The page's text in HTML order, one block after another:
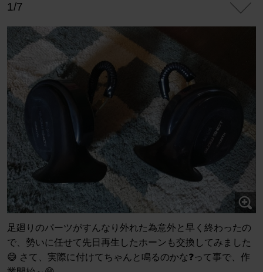
1/7
足廻りのパーツがすんなり外れた為意外と早く終わったの
で、勢いに任せて先日再生したホーンも交換してみました
😅 さて、実際に付けてちゃんと鳴るのかな❓️って事で、作